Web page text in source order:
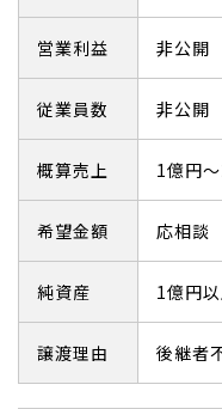
営業利益 非公開
従業員数 非公開
概算売上 1億円
希望金額 応相談
純資産 1億円
譲渡理由 後継者